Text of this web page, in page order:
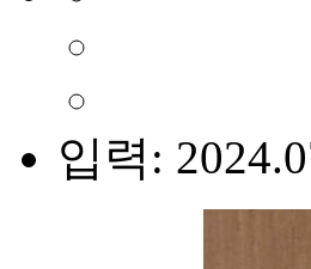
입력: